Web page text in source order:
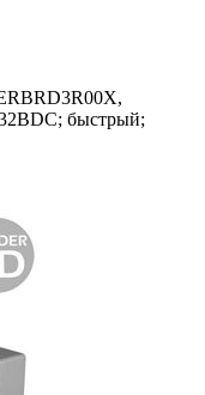
быстрый;